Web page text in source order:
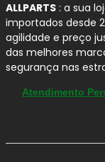
ALLPARTS : a sua
importados desde
agilidade e preço
das melhores
segurança nas
Atendimento